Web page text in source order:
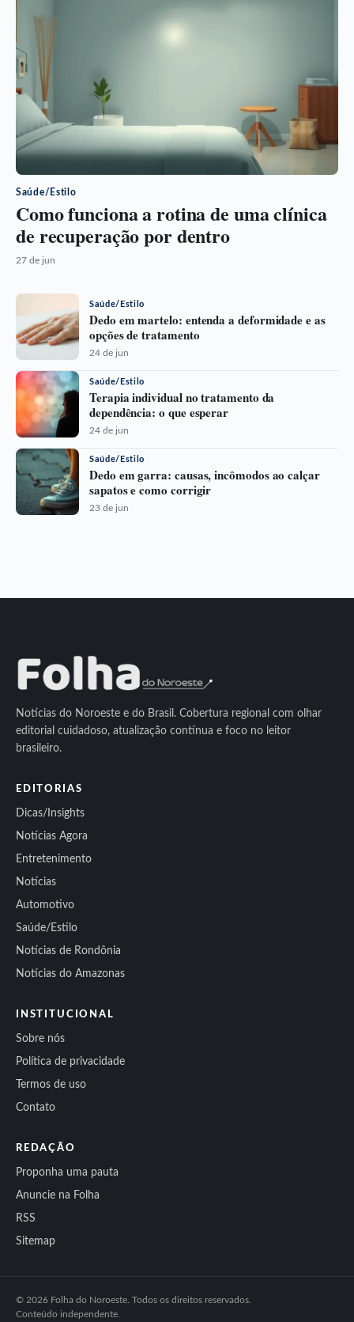
Saúde/Estilo
Como funciona a rotina de uma clínica
de recuperação por dentro
27 de jun
Saúde/Estilo
Dedo em martelo: entenda a deformidade e as
opções de tratamento
24 de jun
Saúde/Estilo
Terapia individual no tratamento da
dependência: o que esperar
24 de jun
Saúde/Estilo
Dedo em garra: causas, incômodos ao calçar
sapatos e como corrigir
23 de jun
Notícias do Noroeste e do Brasil. Cobertura regional com olhar
editorial cuidadoso, atualização contínua e foco no leitor
brasileiro.
EDITORIAS
Dicas/Insights
Notícias Agora
Entretenimento
Notícias
Automotivo
Saúde/Estilo
Notícias de Rondônia
Notícias do Amazonas
INSTITUCIONAL
Sobre nós
Política de privacidade
Termos de uso
Contato
REDAÇÃO
Proponha uma pauta
Anuncie na Folha
RSS
Sitemap
© 2026 Folha do Noroeste. Todos os direitos reservados.
Conteúdo independente.